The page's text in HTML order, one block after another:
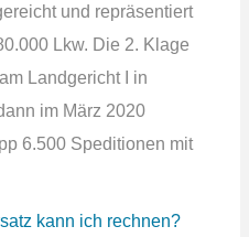
und repräsentiert
Lkw. Die 2. Klage
Landgericht I in
im März 2020
6.500 Speditionen mit
kann ich rechnen?